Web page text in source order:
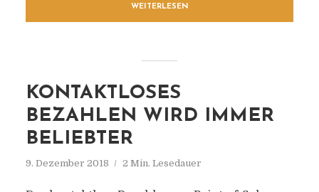
WEITERLESEN
KONTAKTLOSES
BEZAHLEN WIRD IMMER
BELIEBTER
9. Dezember 2018 2 Min. Lesedauer